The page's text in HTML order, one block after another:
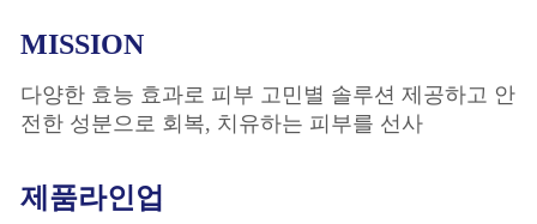
MISSION
다양한 효능 효과로 피부 고민별 솔루션 제공하고 안
전한 성분으로 회복, 치유하는 피부를 선사
제품라인업